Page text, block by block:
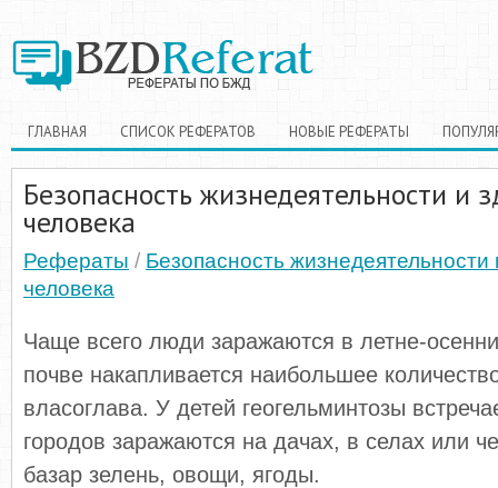
ГЛАВНАЯ СПИСОК РЕФЕРАТОВ НОВЫЕ РЕФЕРАТЫ
Безопасность жизнедеятельности и
человека
Рефераты / Безопасность жизнедеятельности
человека
Чаще всего люди заражаются в летне-
почве накапливается наибольшее
власоглава. У детей геогельминтозы
городов заражаются на дачах, в селах или
базар зелень, овощи, ягоды.